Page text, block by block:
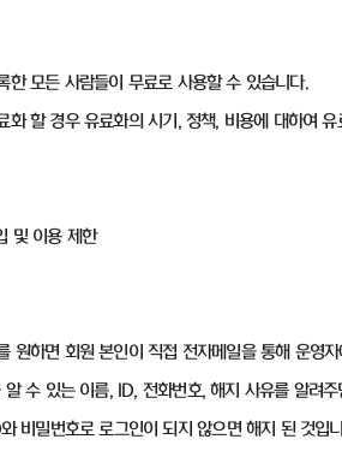
한 모든 사람들이 무료로 사용할 수 있습니다.
화 할 경우 유료화의 시기, 정책, 비용에 대하여
및 이용 제한
원하면 회원 본인이 직접 전자메일을 통해 운영
수 있는 이름, ID, 전화번호, 해지 사유를 알려
비밀번호로 로그인이 되지 않으면 해지 된 것입